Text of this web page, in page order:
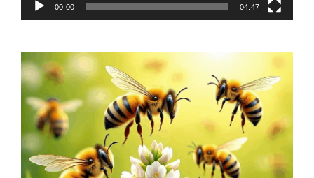
00:00 04:47